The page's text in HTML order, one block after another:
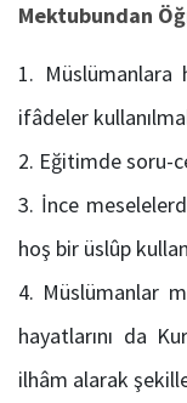
Mektubundan Ö
ifâdeler
Eğitimde soru-
İnce
hoş bir üslûp
Müslümanlar
hayatlarını da
ilhâm alarak